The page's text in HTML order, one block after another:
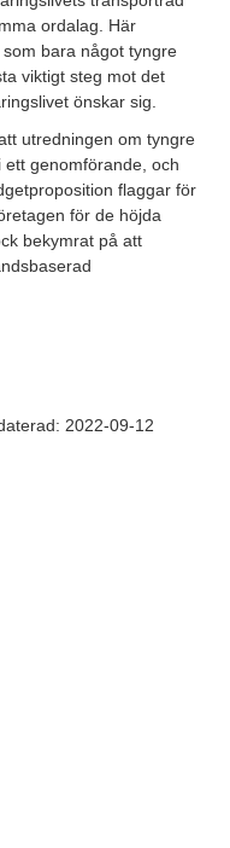
ordalag. Här
bara något tyngre
viktigt steg mot det
önskar sig.
utredningen om tyngre
genomförande, och
flaggar för
för de höjda
bekymrat på att
2022-09-12